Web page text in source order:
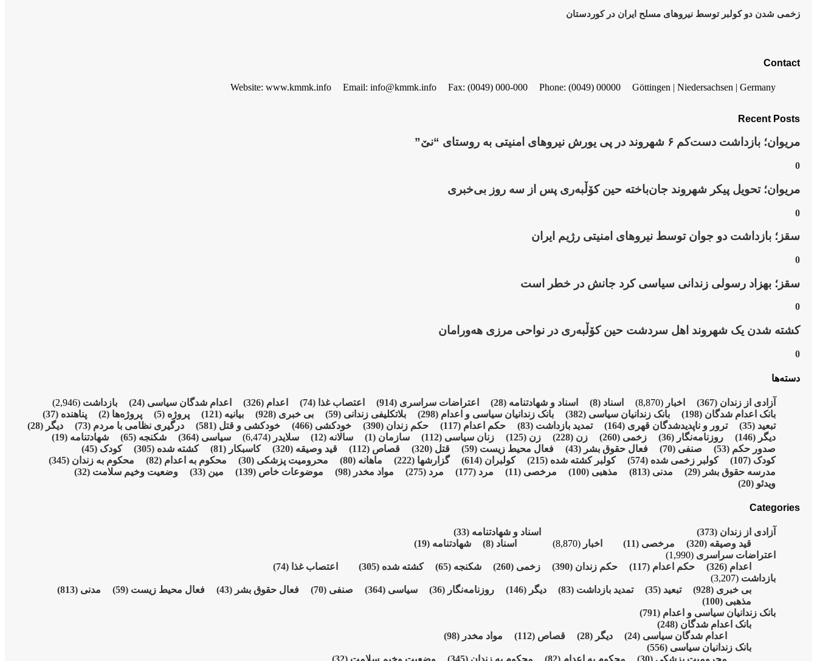
زخمی شدن دو کولبر توسط نیروهای مسلح ایران در کوردستان
Contact
Göttingen | Niedersachsen | Germany
Phone: (0049) 00000
Fax: (0049) 000-000
Email: info@kmmk.info
Website: www.kmmk.info
Recent Posts
مریوان؛ بازداشت دست‌کم ۶ شهروند در پی یورش نیروهای امنیتی به روستای “نێ”
0
مریوان؛ تحویل پیکر شهروند جان‌باخته حین کۆڵبەری پس از سە روز بی‌خبری
0
سقز؛ بازداشت دو جوان توسط نیروهای امنیتی رژیم ایران
0
سقز؛ بهزاد رسولی زندانی سیاسی کرد جانش در خطر است
0
کشتە شدن یک شهروند اهل سردشت حین کۆڵبەری در نواحی مرزی هەورامان
0
دسته‌ها
آزادی از زندان (367) اخبار (8,870) اسناد (8) اسناد و شهادتنامە (28) اعتراضات سراسری (914) اعتصاب غذا (74) اعدام (326) اعدام شدگان سیاسی (24) بازداشت (2,946)
بانک اعدام شدگان (198) بانک زندانیان سیاسی (382) بانک زندانیان سیاسی و اعدام (298) بلاتکلیفی زندانی (59) بی خبری (928) بیانیە (121) پروژە (5) پروژەها (2) پناهنده (37)
تبعید (35) ترور و ناپدیدشدگان قهری (164) تمدید بازداشت (83) حکم اعدام (117) حکم زندان (390) خودکشی (466) خودکشی و قتل (581) درگیری نظامی با مردم (73) دیگر (28)
دیگر (146) روزنامەنگار (36) زخمی (260) زن (228) زن (125) زنان سیاسی (112) سازمان (1) سالانە (12) سلایدر (6,474) سیاسی (364) شکنجە (65) شهادتنامە (19)
صدور حکم (53) صنفی (70) فعال حقوق بشر (43) فعال محیط زیست (59) قتل (320) قصاص (112) قید وصیقه (320) کاسبکار (81) کشته شده (305) کودک (45)
کودک (107) کولبر زخمی شدە (574) کولبر کشتە شدە (215) کولبران (614) گزارشها (222) ماهانە (80) محرومیت پزشکی (30) محکوم بە اعدام (82) محکوم بە زندان (345)
مدرسە حقوق بشر (29) مدنی (813) مذهبی (100) مرخصی (11) مرد (177) مرد (275) مواد مخدر (98) موضوعات خاص (139) مین (33) وضعیت وخیم سلامت (32)
ویدئو (20)
Categories
آزادی از زندان (373)
قید وصیقه (320) مرخصی (11) اخبار (8,870)
اسناد و شهادتنامە (33)
اسناد (8) شهادتنامە (19)
اعتراضات سراسری (1,990)
اعدام (326) حکم اعدام (117) حکم زندان (390) زخمی (260) شکنجە (65) کشته شده (305) اعتصاب غذا (74)
بازداشت (3,207)
بی خبری (928) تبعید (35) تمدید بازداشت (83) دیگر (146) روزنامەنگار (36) سیاسی (364) صنفی (70) فعال حقوق بشر (43) فعال محیط زیست (59) مدنی (813)
مذهبی (100)
بانک زندانیان سیاسی و اعدام (791)
بانک اعدام شدگان (248)
اعدام شدگان سیاسی (24) دیگر (28) قصاص (112) مواد مخدر (98)
بانک زندانیان سیاسی (556)
محرومیت پزشکی (30) محکوم بە اعدام (82) محکوم بە زندان (345) وضعیت وخیم سلامت (32)